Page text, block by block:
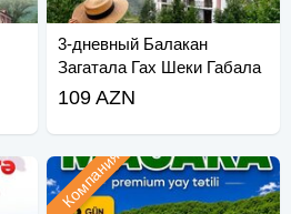
3-дневный Балакан
Загатала Гах Шеки Габала
Рамадан
109 AZN
Компания